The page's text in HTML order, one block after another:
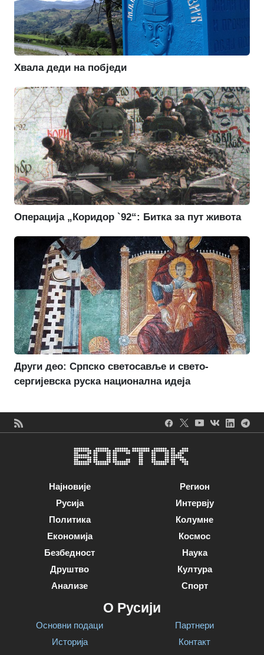
Хвала деди на побједи
Операција „Коридор `92“: Битка за пут живота
Други део: Српско светосавље и свето-
сергијевска руска национална идеја
Најновије
Русија
Политика
Економија
Безбедност
Друштво
Анализе
Регион
Интервју
Колумне
Космос
Наука
Култура
Спорт
О Русији
Основни подаци
Историја
Партнери
Контакт